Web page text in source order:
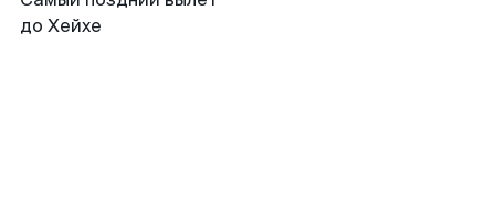
до Хейхе